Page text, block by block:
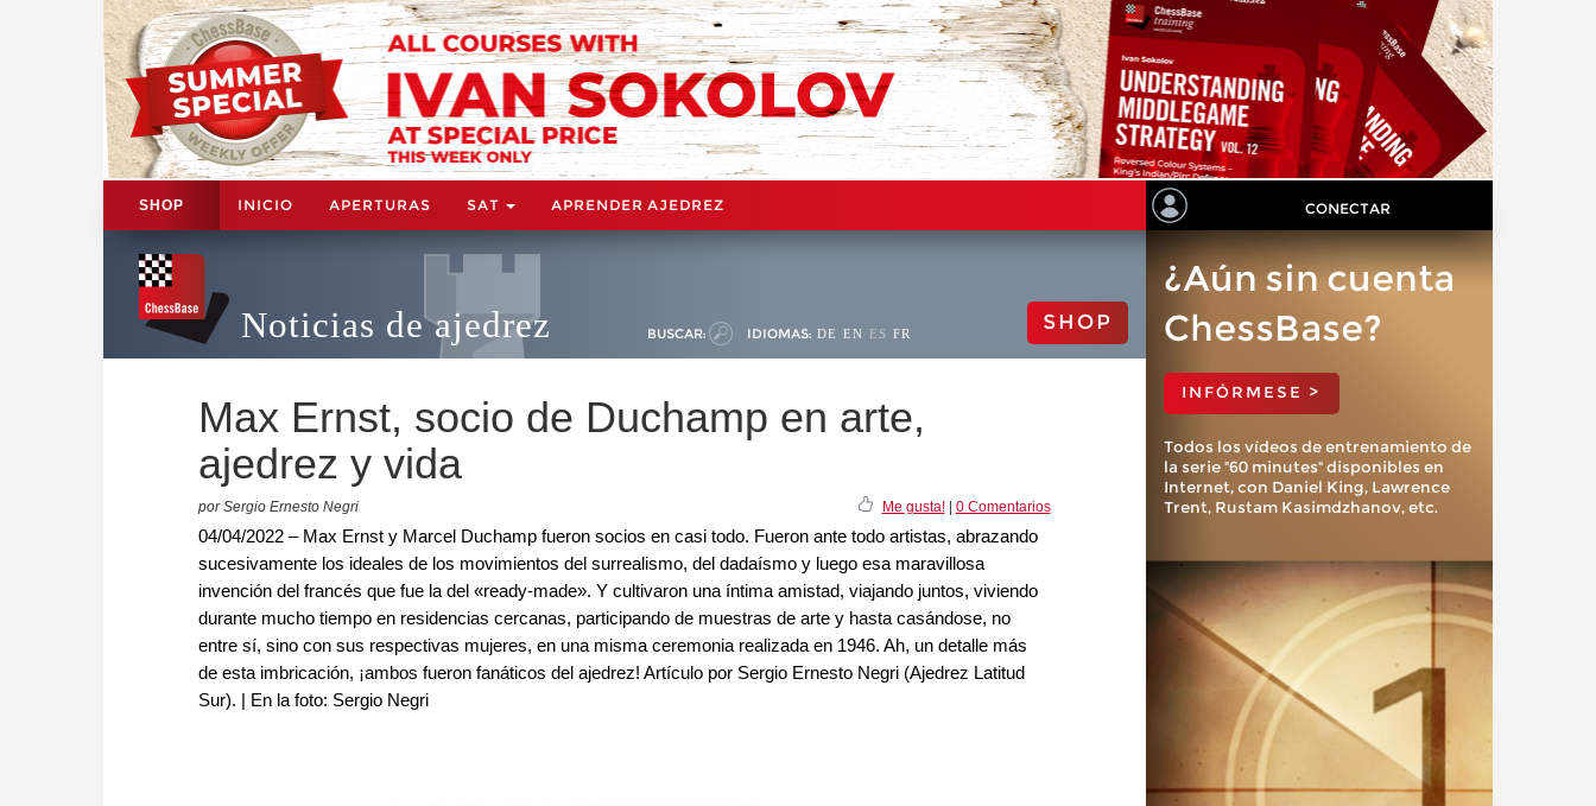
SHOP INICIO APERTURAS SAT APRENDER AJEDREZ CONECTAR
Noticias de ajedrez BUSCAR: IDIOMAS: DE EN ES FR SHOP
Max Ernst, socio de Duchamp en arte,
ajedrez y vida
por Sergio Ernesto Negri Me gusta!| 0 Comentarios
04/04/2022 – Max Ernst y Marcel Duchamp fueron socios en casi todo. Fueron ante todo artistas, abrazando
sucesivamente los ideales de los movimientos del surrealismo, del dadaísmo y luego esa maravillosa
invención del francés que fue la del «ready-made». Y cultivaron una íntima amistad, viajando juntos, viviendo
durante mucho tiempo en residencias cercanas, participando de muestras de arte y hasta casándose, no
entre sí, sino con sus respectivas mujeres, en una misma ceremonia realizada en 1946. Ah, un detalle más
de esta imbricación, ¡ambos fueron fanáticos del ajedrez! Artículo por Sergio Ernesto Negri (Ajedrez Latitud
Sur). | En la foto: Sergio Negri
¿Aún sin cuenta
ChessBase?
INFÓRMESE >
Todos los vídeos de entrenamiento de
la serie "60 minutes" disponibles en
Internet, con Daniel King, Lawrence
Trent, Rustam Kasimdzhanov, etc.